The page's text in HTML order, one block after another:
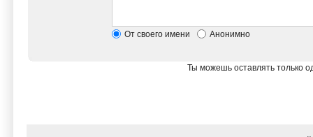
От своего имени Анонимно
Ты можешь оставлять только